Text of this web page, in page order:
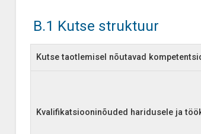
B.1 Kutse struktuur
Kutse taotlemisel nõutavad
Kvalifikatsiooninõuded haridusele ja